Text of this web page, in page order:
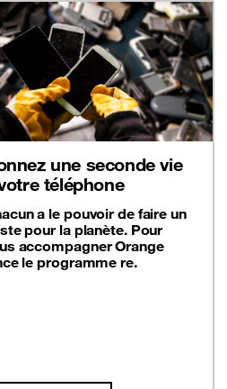
une seconde vie
téléphone
a le pouvoir de faire un
pour la planète. Pour
accompagner Orange
le programme re.